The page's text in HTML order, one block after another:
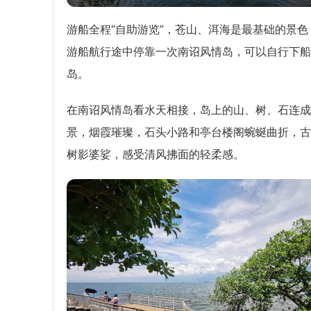
游船全程“自助游览”，苍山、洱海是最基础的景色
游船航行途中停靠一次南诏风情岛，可以自行下
岛。
在南诏风情岛看水天相接，岛上的山、树、石连
景，烟霞璀璨，石头小路和亭台楼阁蜿蜒曲折，
树影婆娑，感受清风拂面的轻柔感。